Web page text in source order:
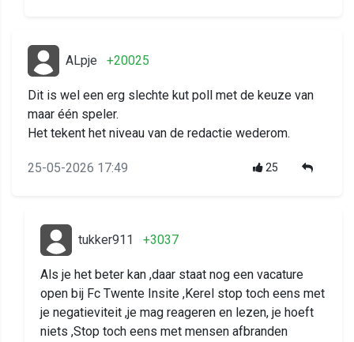
ALpje +20025
Dit is wel een erg slechte kut poll met de keuze van
maar één speler.
Het tekent het niveau van de redactie wederom.
25-05-2026 17:49 25
tukker911 +3037
Als je het beter kan ,daar staat nog een vacature
open bij Fc Twente Insite ,Kerel stop toch eens met
je negatieviteit ,je mag reageren en lezen, je hoeft
niets ,Stop toch eens met mensen afbranden